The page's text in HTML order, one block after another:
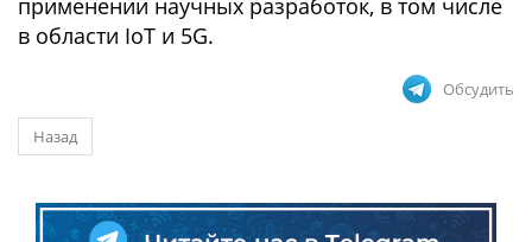
применении научных разработок, в том числе
в области IoT и 5G.
Обсудить
Назад